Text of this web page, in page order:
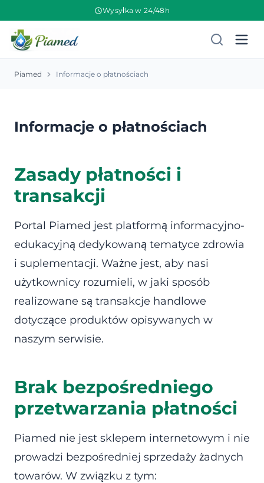
Wysyłka w 24/48h
Piamed Informacje o płatnościach
Informacje o płatnościach
Zasady płatności i
transakcji
Portal Piamed jest platformą informacyjno-
edukacyjną dedykowaną tematyce zdrowia
i suplementacji. Ważne jest, aby nasi
użytkownicy rozumieli, w jaki sposób
realizowane są transakcje handlowe
dotyczące produktów opisywanych w
naszym serwisie.
Brak bezpośredniego
przetwarzania płatności
Piamed nie jest sklepem internetowym i nie
prowadzi bezpośredniej sprzedaży żadnych
towarów. W związku z tym: